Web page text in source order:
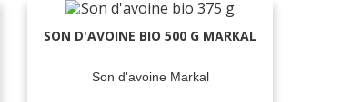
SON D'AVOINE BIO 500 G MARKAL
Son d'avoine Markal